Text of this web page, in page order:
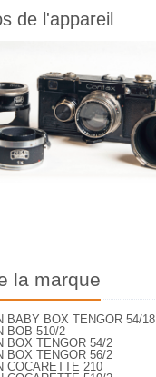
de l'appareil
la marque
BABY BOX TENGOR 54/18
BOB 510/2
BOX TENGOR 54/2
BOX TENGOR 56/2
COCARETTE 210